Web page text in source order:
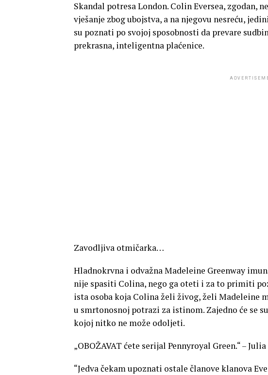
Skandal potresa London. Colin Eversea, zgodan,
vješanje zbog ubojstva, a na njegovu nesreću,
su poznati po svojoj sposobnosti da prevare
prekrasna, inteligentna plaćenice.
Zavodljiva otmičarka…
Hladnokrvna i odvažna Madeleine Greenway
nije spasiti Colina, nego ga oteti i za to primiti
ista osoba koja Colina želi živog, želi Madeleine
u smrtonosnoj potrazi za istinom. Zajedno će se
kojoj nitko ne može odoljeti.
„OBOŽAVAT ćete serijal Pennyroyal Green.“ –
“Jedva čekam upoznati ostale članove klanova